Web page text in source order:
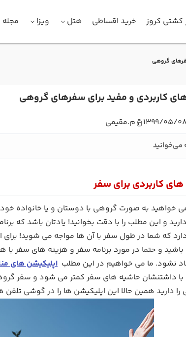
کشتی کروز خرید اقساطی هتل ویزا
گروهی
کاربردی و مفید برای سفرهای گروهی
1399/05/08 م.مقیمی
می‌خوانید
کاربردی برای سفر
خواهید به صورت گروهی با دوستان و یا خانواده خود
و این مطلب را با دقت بخوانید! یادتان باشد که
که شما در طول سفر با آن ها مواجه می شوید! برای
و حتما در مورد برنامه سفر و هزینه های سفر
نشود. ما می خواهیم در این مطلب اپلیکیشن های
با داشتنشان حاشیه های سفر کمتر می شود و سفر
دارید همین حالا این اپلیکیشن ها را در گوشی تلفن